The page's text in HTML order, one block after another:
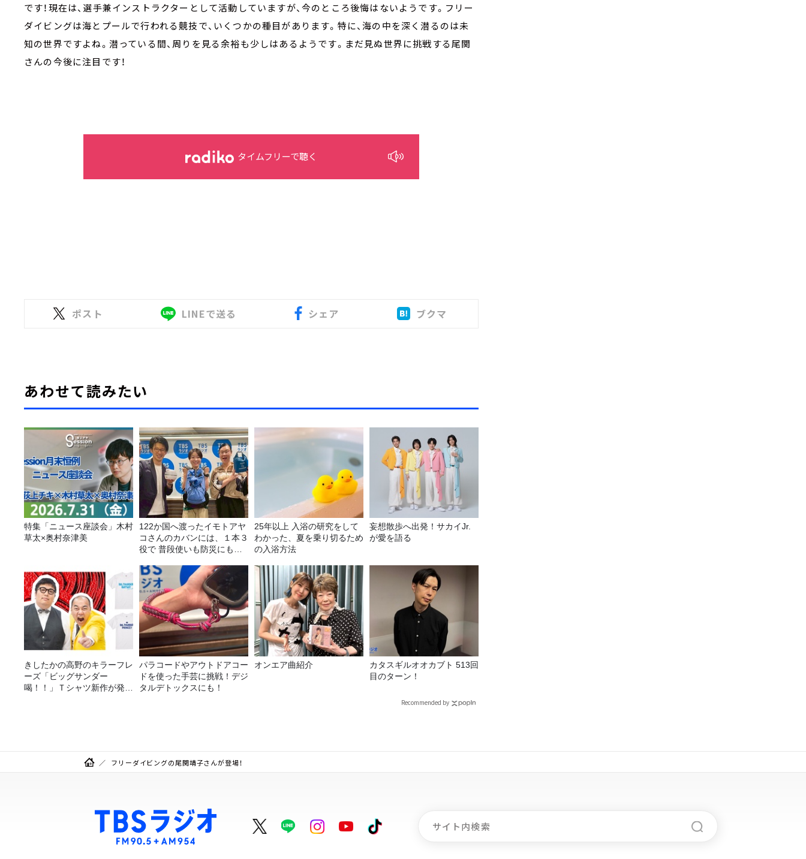
です！現在は、選手兼インストラクターとして活動していますが、今のところ後悔はないようです。フリー
ダイビングは海とプールで行われる競技で、いくつかの種目があります。特に、海の中を深く潜るのは未
知の世界ですよね。潜っている間、周りを見る余裕も少しはあるようです。まだ見ぬ世界に挑戦する尾関
さんの今後に注目です！
タイムフリーで聴く
ポスト LINEで送る シェア ブクマ
あわせて読みたい
特集「ニュース座談会」木村
草太×奥村奈津美
122か国へ渡ったイモトアヤ
コさんのカバンには、１本３
役で 普段使いも防災にもな
25年以上 入浴の研究をして
わかった、夏を乗り切るため
の入浴方法
妄想散歩へ出発！サカイJr.
が愛を語る
きしたかの高野のキラーフレ
ーズ「ビッグサンダー
喝！！」Ｔシャツ新作が発売
パラコードやアウトドアコー
ドを使った手芸に挑戦！デジ
タルデトックスにも！
オンエア曲紹介
カタスギルオオカブト 513回
目のターン！
Recommended by
フリーダイビングの尾関靖子さんが登場！